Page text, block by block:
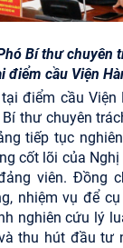
Bí thư chuyên
điểm cầu Viện
điểm cầu
thư chuyên
tiếp tục
cốt lõi của
viên. Đồng
nhiệm vụ để
nghiên cứu lý
thu hút đầu tư